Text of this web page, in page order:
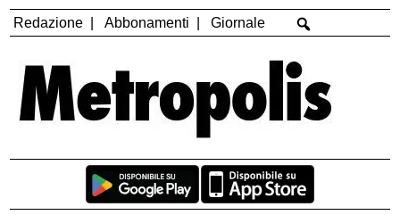
Redazione Abbonamenti Giornale